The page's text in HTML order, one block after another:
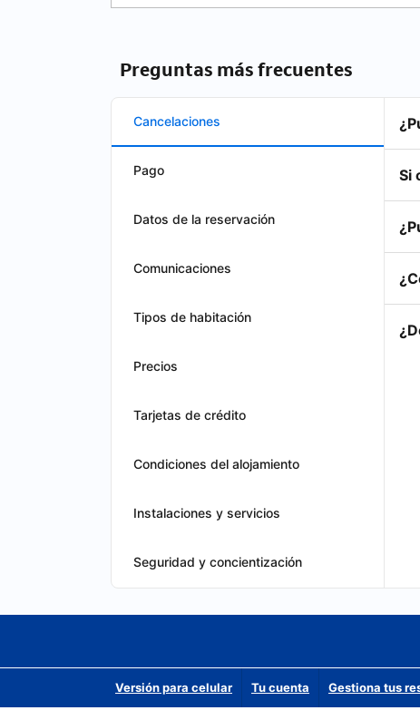
Preguntas más frecuentes
Cancelaciones
Pago
Datos de la reservación
Comunicaciones
Tipos de habitación
Precios
Tarjetas de crédito
Condiciones del alojamiento
Instalaciones y servicios
Seguridad y concientización
Si
Versión para celular Tu cuenta Gestiona tus